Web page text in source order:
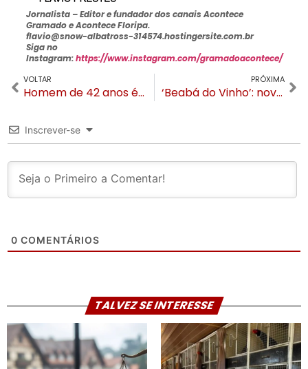
Jornalista –Editor e fundador dos canais Acontece
Gramado e Acontece Floripa.
flavio@snow-albatross-314574.hostingersite.com.br
Siga no
Instagram:https://www.instagram.com/gramadoacontece/
VOLTAR
Homem de 42 anos é o 123º gramadense a perder a vida por complicações da COVID
PRÓXIMA
‘Beabá do Vinho’: novo curso exclusivo para mulheres tem inscrições abertas
Inscrever-se
0 COMENTÁRIOS
TALVEZ SE INTERESSE